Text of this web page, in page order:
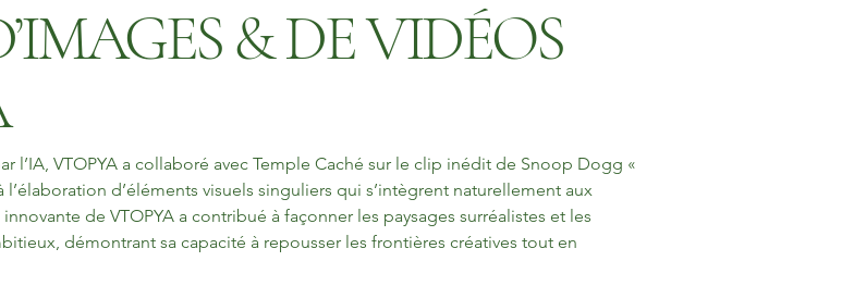
& DE VIDÉOS
l’IA, VTOPYA a collaboré avec Temple Caché sur le clip inédit de Snoop Dogg «
l’élaboration d’éléments visuels singuliers qui s’intègrent naturellement aux
de VTOPYA a contribué à façonner les paysages surréalistes et les
démontrant sa capacité à repousser les frontières créatives tout en